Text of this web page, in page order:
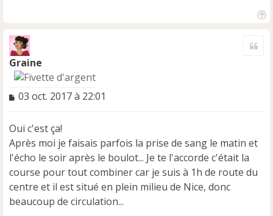
Graine
M
s
a
g
e
n
o
n
03 oct. 2017 à 22:01
Oui c'est ça!
Après moi je faisais parfois la prise de sang le matin et
l'écho le soir après le boulot... Je te l'accorde c'était la
course pour tout combiner car je suis à 1h de route du
centre et il est situé en plein milieu de Nice, donc
beaucoup de circulation...